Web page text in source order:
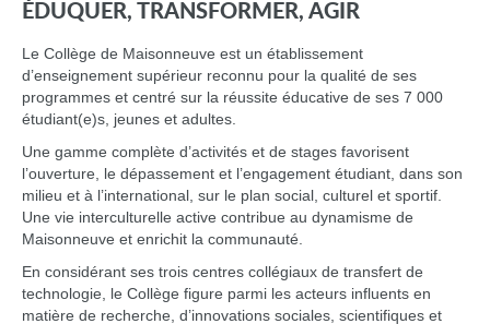
ÉDUQUER, TRANSFORMER, AGIR
Le Collège de Maisonneuve est un établissement
d’enseignement supérieur reconnu pour la qualité de ses
programmes et centré sur la réussite éducative de ses 7 000
étudiant(e)s, jeunes et adultes.
Une gamme complète d’activités et de stages favorisent
l’ouverture, le dépassement et l’engagement étudiant, dans son
milieu et à l’international, sur le plan social, culturel et sportif.
Une vie interculturelle active contribue au dynamisme de
Maisonneuve et enrichit la communauté.
En considérant ses trois centres collégiaux de transfert de
technologie, le Collège figure parmi les acteurs influents en
matière de recherche, d’innovations sociales, scientifiques et